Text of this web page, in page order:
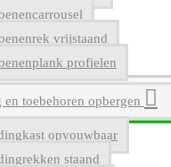
vrijstaand
profielen
toebehoren opbergen
opvouwbaar
staand